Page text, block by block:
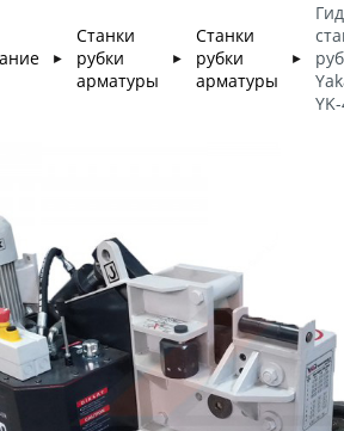
►
Станки
рубки
арматуры
►
Станки
рубки
арматуры
►